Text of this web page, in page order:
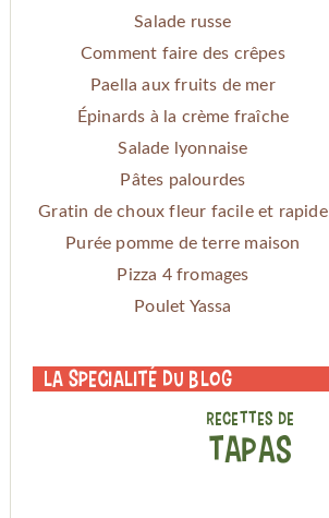
Salade russe
Comment faire des crêpes
Paella aux fruits de mer
Épinards à la crème fraîche
Salade lyonnaise
Pâtes palourdes
Gratin de choux fleur facile et rapide
Purée pomme de terre maison
Pizza 4 fromages
Poulet Yassa
La specialité du blog
RECETTES DE
TAPAS